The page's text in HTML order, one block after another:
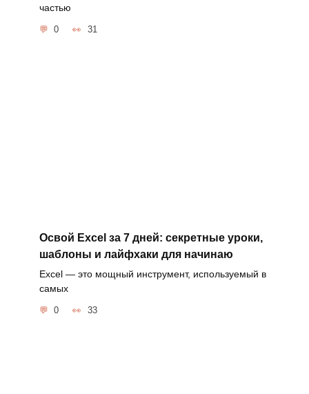
частью
0 31
Освой Excel за 7 дней: секретные уроки,
шаблоны и лайфхаки для начинаю
Excel — это мощный инструмент, используемый в
самых
0 33